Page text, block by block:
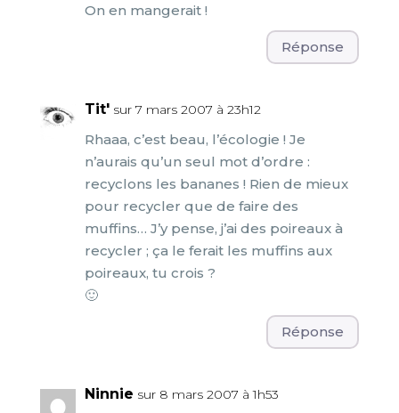
On en mangerait !
Réponse
Tit' sur 7 mars 2007 à 23h12
Rhaaa, c’est beau, l’écologie ! Je
n’aurais qu’un seul mot d’ordre :
recyclons les bananes ! Rien de mieux
pour recycler que de faire des
muffins… J’y pense, j’ai des poireaux à
recycler ; ça le ferait les muffins aux
poireaux, tu crois ?
🙂
Réponse
Ninnie sur 8 mars 2007 à 1h53